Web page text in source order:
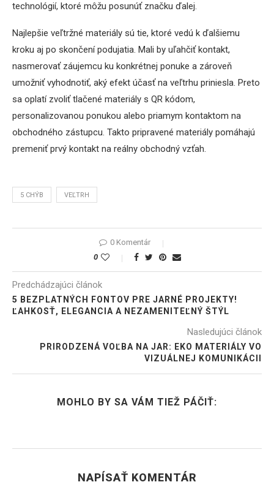
technológií, ktoré môžu posunúť značku ďalej.
Najlepšie veľtržné materiály sú tie, ktoré vedú k ďalšiemu
kroku aj po skončení podujatia. Mali by uľahčiť kontakt,
nasmerovať záujemcu ku konkrétnej ponuke a zároveň
umožniť vyhodnotiť, aký efekt účasť na veľtrhu priniesla. Preto
sa oplatí zvoliť tlačené materiály s QR kódom,
personalizovanou ponukou alebo priamym kontaktom na
obchodného zástupcu. Takto pripravené materiály pomáhajú
premeniť prvý kontakt na reálny obchodný vzťah.
5 CHÝB VEĽTRH
0 Komentár
0
Predchádzajúci článok
5 BEZPLATNÝCH FONTOV PRE JARNÉ PROJEKTY!
ĽAHKOSŤ, ELEGANCIA A NEZAMENITEĽNÝ ŠTÝL
Nasledujúci článok
PRIRODZENÁ VOĽBA NA JAR: EKO MATERIÁLY VO
VIZUÁLNEJ KOMUNIKÁCII
MOHLO BY SA VÁM TIEŽ PÁČIŤ:
NAPÍSAŤ KOMENTÁR